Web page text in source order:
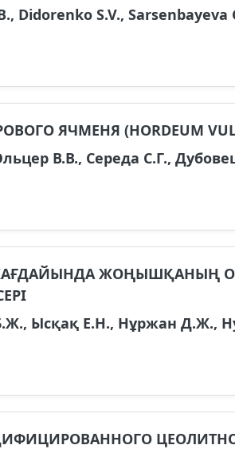
Didorenko S.V., Sarsenbayeva
ЯЧМЕНЯ (HORDEUM
В.В., Середа С.Г.,
ЖОҢЫШҚАНЫҢ
Ысқақ Е.Н., Нұржан Д.Ж.,